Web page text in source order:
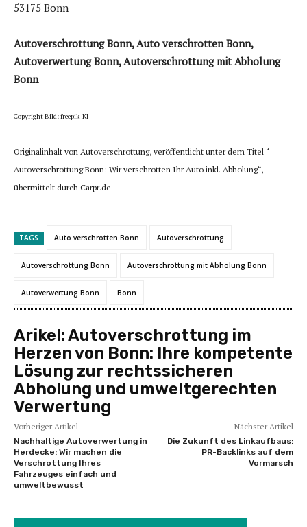
53175 Bonn
Autoverschrottung Bonn, Auto verschrotten Bonn,
Autoverwertung Bonn, Autoverschrottung mit Abholung
Bonn
Copyright Bild: freepik-KI
Originalinhalt von Autoverschrottung, veröffentlicht unter dem Titel “
Autoverschrottung Bonn: Wir verschrotten Ihr Auto inkl. Abholung“,
übermittelt durch Carpr.de
TAGS Auto verschrotten Bonn Autoverschrottung
Autoverschrottung Bonn Autoverschrottung mit Abholung Bonn
Autoverwertung Bonn Bonn
Arikel:Autoverschrottung im
Herzen von Bonn: Ihre kompetente
Lösung zur rechtssicheren
Abholung und umweltgerechten
Verwertung
Vorheriger Artikel
Nachhaltige Autoverwertung in
Herdecke: Wir machen die
Verschrottung Ihres
Fahrzeuges einfach und
umweltbewusst
Nächster Artikel
Die Zukunft des Linkaufbaus:
PR-Backlinks auf dem
Vormarsch